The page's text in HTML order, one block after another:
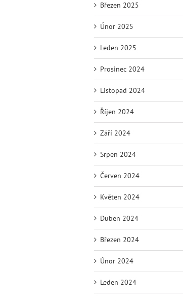
Březen 2025
Únor 2025
Leden 2025
Prosinec 2024
Listopad 2024
Říjen 2024
Září 2024
Srpen 2024
Červen 2024
Květen 2024
Duben 2024
Březen 2024
Únor 2024
Leden 2024